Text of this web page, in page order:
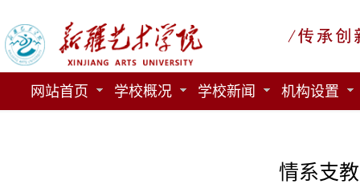
网站首页 学校概况 学校新闻 机构设置
情系支